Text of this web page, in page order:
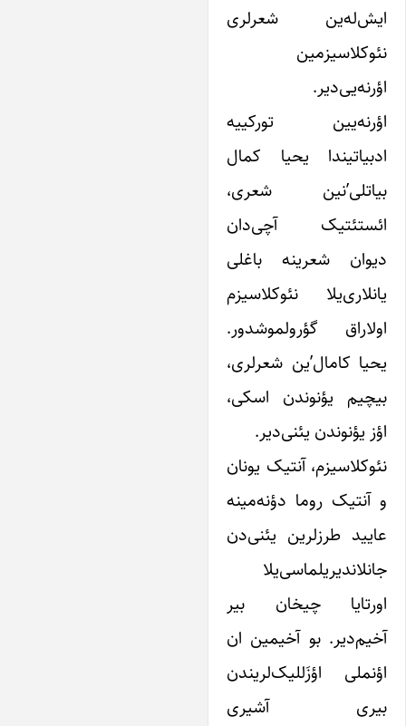
شعرلری
تورکییه‌
یحیا کمال
شعری،
آچی‌دان
شعرینه باغلی
نئوکلاسیزم
گؤرولموشدور.
کامال’ین شعرلری،
یؤنوندن اسکی،
یؤنوندن یئنی‌دیر.
آنتیک یونان
آنتیک روما دؤنه‌مینه
طرزلرین یئنی‌دن
چیخان بیر
بو آخیمین ان
اؤزَللیک‌لریندن
آشیری